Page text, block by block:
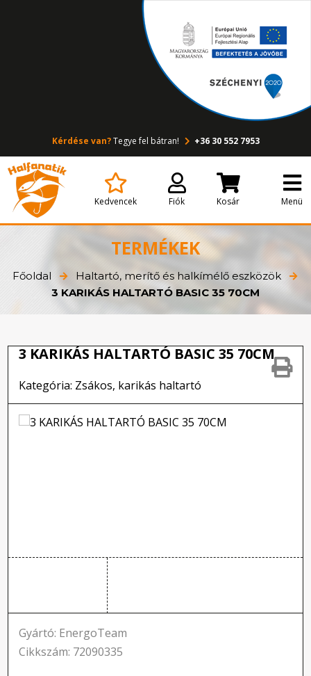
Kérdése van?Tegye fel bátran! +36 30 552 7953
Kedvencek Fiók Kosár Menü
TERMÉKEK
Főoldal
Haltartó, merítő és halkímélő eszközök
3 KARIKÁS HALTARTÓ BASIC 35 70CM
3 KARIKÁS HALTARTÓ BASIC 35 70CM
Kategória: Zsákos, karikás haltartó
Gyártó: EnergoTeam
Cikkszám: 72090335